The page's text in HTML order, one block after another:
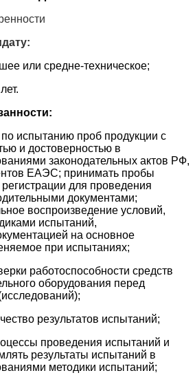
или средне-техническое;
испытанию проб продукции с
и достоверностью в
законодательных актов РФ,
ЕАЭС; принимать пробы
для проведения
документами;
воспроизведение условий,
испытаний,
на основное
при испытаниях;
работоспособности средств
оборудования перед
результатов испытаний;
проведения испытаний и
результаты испытаний в
методики испытаний;